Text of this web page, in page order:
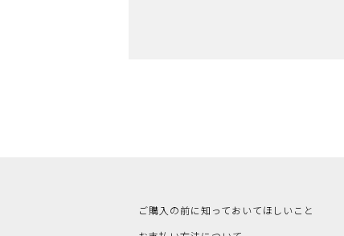
ご購入の前に知っておいてほしいこと